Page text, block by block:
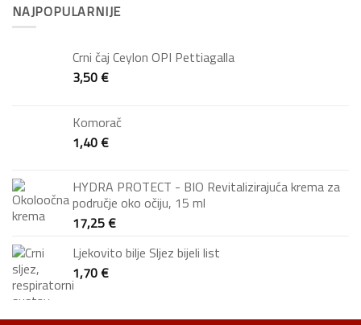
NAJPOPULARNIJE
Crni čaj Ceylon OPI Pettiagalla
3,50€
Komorač
1,40€
HYDRA PROTECT - BIO Revitalizirajuća krema za
područje oko očiju, 15 ml
17,25€
Ljekovito bilje Sljez bijeli list
1,70€